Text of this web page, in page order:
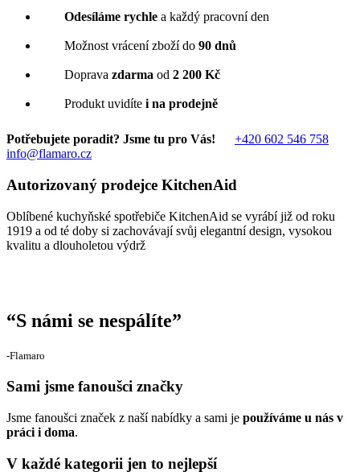
Odesíláme rychle a každý pracovní den
Možnost vrácení zboží do 90 dnů
Doprava zdarma od 2 200 Kč
Produkt uvidíte i na prodejně
Potřebujete poradit? Jsme tu pro Vás!
+420 602 546 758
info@flamaro.cz
Autorizovaný prodejce KitchenAid
Oblíbené kuchyňské spotřebiče KitchenAid se vyrábí již od roku
1919 a od té doby si zachovávají svůj elegantní design, vysokou
kvalitu a dlouholetou výdrž
“S námi se nespálíte”
‐Flamaro
Sami jsme fanoušci značky
Jsme fanoušci značek z naší nabídky a sami je používáme u nás v
práci i doma.
V každé kategorii jen to nejlepší